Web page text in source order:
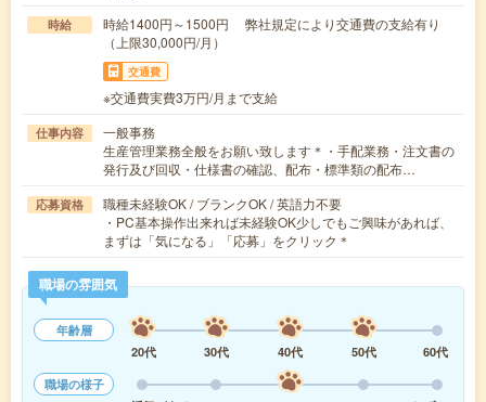
時給
時給1400円～1500円 弊社規定により交通費の支給有り
（上限30,000円/月）
交通費
※交通費実費3万円/月まで支給
仕事内容
一般事務
生産管理業務全般をお願い致します＊・手配業務・注文書の
発行及び回収・仕様書の確認、配布・標準類の配布…
応募資格
職種未経験OK / ブランクOK / 英語力不要
・PC基本操作出来れば未経験OK少しでもご興味があれば、
まずは「気になる」「応募」をクリック＊
職場の雰囲気
年齢層
20代
30代 40代 50代
60代
職場の様子